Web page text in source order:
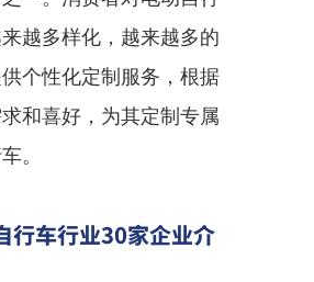
越多样化，越来越多的
个性化定制服务，根据
和喜好，为其定制专属
。
行车行业30家企业介